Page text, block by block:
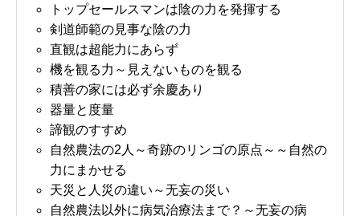
トップセールスマンは陰の力を発揮する
剣道師範の見事な陰の力
直観は超能力にあらず
機を観る力～見えないものを観る
積善の家には必ず余慶あり
器量と度量
諦観のすすめ
自然農法の2人～奇跡のリンゴの原点～～自然の
力にまかせる
天災と人災の違い～无妄の災い
自然農法以外に病気治療法まで？～无妄の病